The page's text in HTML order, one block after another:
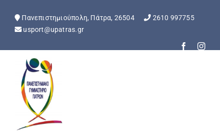
content
Πανεπιστημιούπολη, Πάτρα, 26504
2610 997755
usport@upatras.gr